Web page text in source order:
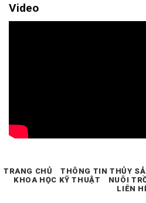
Video
TRANG CHỦ THÔNG TIN THỦY
KHOA HỌC KỸ THUẬT
NUÔI
LIÊN